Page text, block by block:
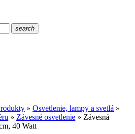
search
» Osvetlenie, lampy a svetlá »
» Závesné osvetlenie » Závesná
40 Watt